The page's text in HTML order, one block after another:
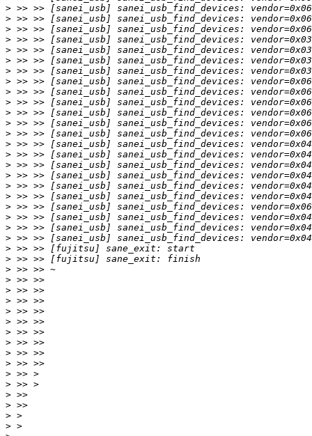
>
>
>
>
>
>
>
>
>
>
>
>
>
>
>
>
>
>
>
>
>
>
>
>
>
>
>
>
>
>
>
>
>
>
>
>
>
>
>
>
>